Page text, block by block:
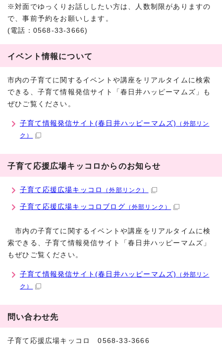
※対面でゆっくりお話ししたい方は、人数制限がありますの
で、事前予約をお願いします。
(電話：0568-33-3666)
イベント情報について
市内の子育てに関するイベントや講座をリアルタイムに検索
できる、子育て情報発信サイト「春日井ハッピーマムズ」も
ぜひご覧ください。
子育て情報発信サイト(春日井ハッピーマムズ)
（外部リン
ク）
子育て応援広場キッコロからのお知らせ
子育て応援広場キッコロ （外部リンク）
子育て応援広場キッコロブログ （外部リンク）
市内の子育てに関するイベントや講座をリアルタイムに検
索できる、子育て情報発信サイト「春日井ハッピーマムズ」
もぜひご覧ください。
子育て情報発信サイト(春日井ハッピーマムズ)
（外部リン
ク）
問い合わせ先
子育て応援広場キッコロ 0568-33-3666